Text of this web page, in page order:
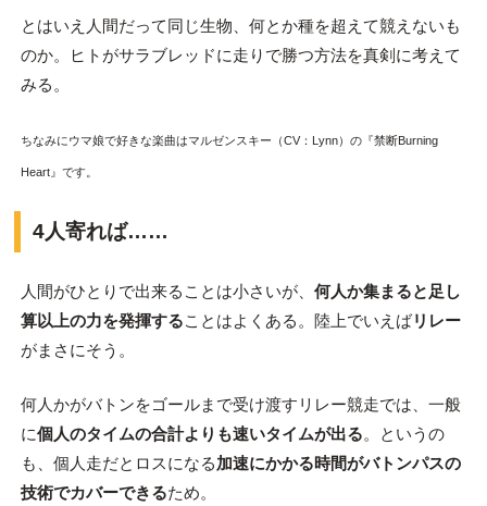
とはいえ人間だって同じ生物、何とか種を超えて競えないも
のか。ヒトがサラブレッドに走りで勝つ方法を真剣に考えて
みる。
ちなみにウマ娘で好きな楽曲はマルゼンスキー（CV：Lynn）の『禁断Burning
Heart』です。
4人寄れば……
人間がひとりで出来ることは小さいが、 何人か集まると足し
算以上の力を発揮することはよくある。陸上でいえばリレー
がまさにそう。
何人かがバトンをゴールまで受け渡すリレー競走では、一般
に個人のタイムの合計よりも速いタイムが出る。というの
も、個人走だとロスになる加速にかかる時間がバトンパスの
技術でカバーできるため。